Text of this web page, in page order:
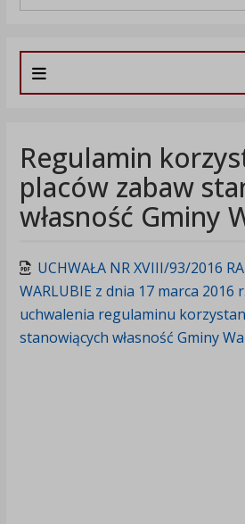
Regulamin
placów zabaw
własność Gminy
UCHWAŁA NR XVIII/93/2016
WARLUBIE z dnia 17 marca 2016
uchwalenia regulaminu
stanowiących własność Gminy